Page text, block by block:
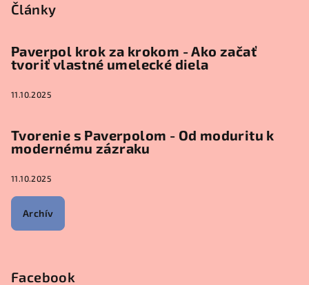
Články
Paverpol krok za krokom - Ako začať
tvoriť vlastné umelecké diela
11.10.2025
Tvorenie s Paverpolom - Od moduritu k
modernému zázraku
11.10.2025
Archív
Facebook